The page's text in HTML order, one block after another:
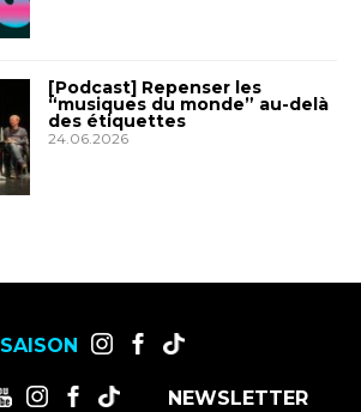
[Podcast] Repenser les
“musiques du monde” au-delà
des étiquettes
24.06.2026
SAISON
NEWSLETTER